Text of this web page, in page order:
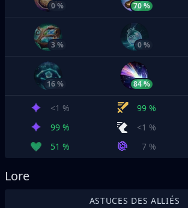
0 % 70 %
3 % 0 %
16 % 84 %
<1 % 99 %
99 %
<1 %
51 %
7 %
Lore
ASTUCES DES ALLIÉS